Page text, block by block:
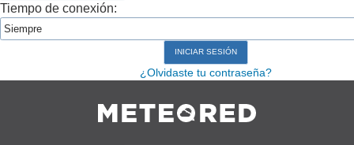
Tiempo de conexión:
¿Olvidaste tu contraseña?